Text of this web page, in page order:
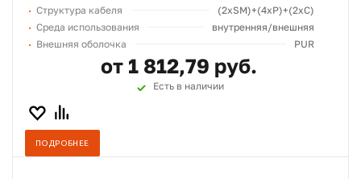
Структура кабеля
(2хSM)+(4xP)+(2xC)
Среда использования
внутренняя/внешняя
Внешняя оболочка
PUR
от 1 812,79 руб.
Есть в наличии
ПОДРОБНЕЕ